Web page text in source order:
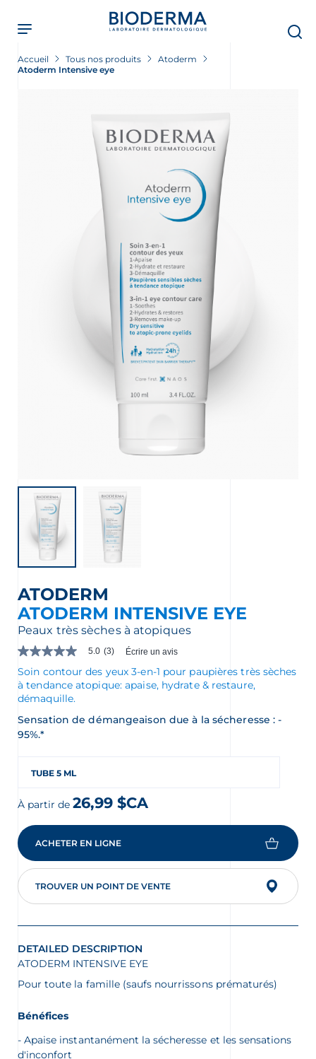
main
content
Accueil Tous nos produits
Atoderm
Atoderm Intensive eye
ATODERM
ATODERM INTENSIVE EYE
Peaux très sèches à atopiques
5.0
étoile(s)
sur
5.
Lire
avis
pour
moyenne
est
5.0
sur
5.
Lire
les
3
commentaires
Lien
vers
la
page.
5.0 (3) Écrire un avis
Soin contour des yeux 3-en-1 pour paupières très sèches
à tendance atopique: apaise, hydrate & restaure,
démaquille.
Sensation de démangeaison due à la sécheresse : -
95%.*
TUBE 5 ML
À partir de 26,99 $CA
ACHETER EN LIGNE
TROUVER UN POINT DE VENTE
DETAILED DESCRIPTION
ATODERM INTENSIVE EYE
Pour toute la famille (saufs nourrissons prématurés)
Bénéfices
Apaise instantanément la sécheresse et les sensations
d'inconfort